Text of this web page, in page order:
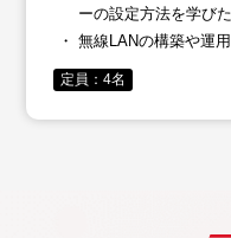
ーの設定方法を学び
無線LANの構築や運
定員：4名